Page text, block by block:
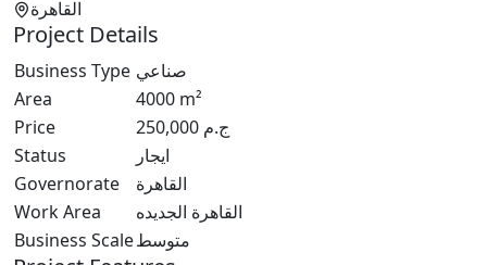
القاهرة
Project Details
Business Type صناعي
Area
4000 m²
Price
250,000 ج.م
Status
ايجار
Governorate
القاهرة
Work Area
القاهرة الجديده
Business Scaleمتوسط